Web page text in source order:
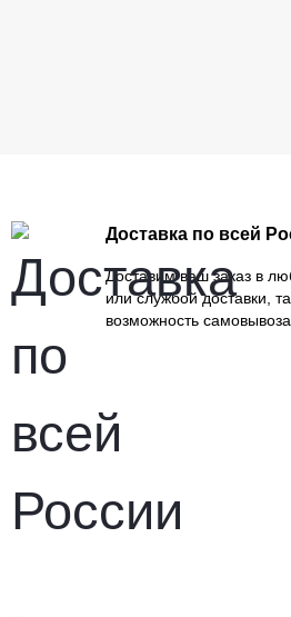
Доставка по всей
Доставим ваш заказ в
или службой доставки,
возможность самовывоза.